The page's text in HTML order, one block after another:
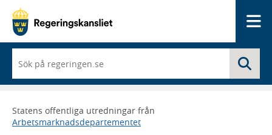
du
börjar
skriva
framträder
en
Statens offentliga utredningar från
Arbetsmarknadsdepartementet